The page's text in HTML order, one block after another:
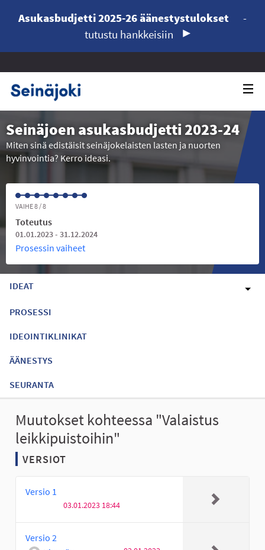
Asukasbudjetti 2025-26 äänestystulokset
-
tutustu hankkeisiin
Seinäjoen asukasbudjetti 2023-24
Miten sinä edistäisit seinäjokelaisten lasten ja nuorten
hyvinvointia? Kerro ideasi.
VAIHE 8 / 8
Toteutus
01.01.2023 - 31.12.2024
Prosessin vaiheet
IDEAT
PROSESSI
IDEOINTIKLINIKAT
ÄÄNESTYS
SEURANTA
Muutokset kohteessa "Valaistus
leikkipuistoihin"
VERSIOT
Versio 1
03.01.2023 18:44
Versio 2